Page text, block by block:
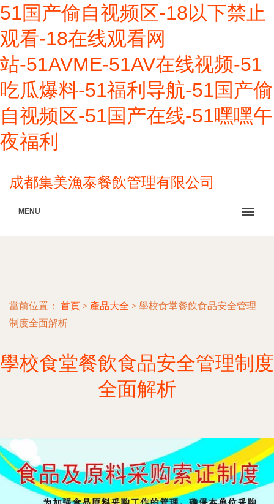
51国产偷自视频区-18以下禁止
观看-18在线观看网
站-51AVME-51AV在线视频-51
吃瓜爆料-51福利导航-51国产偷
自视频区-51国产在线-51嘿嘿午
夜福利
成都集美漁泰餐飲管理有限公司
MENU
當前位置： 首頁 > 產品大全 > 學校食堂餐飲食品安全管理
制度全面解析
學校食堂餐飲食品安全管理制度
全面解析